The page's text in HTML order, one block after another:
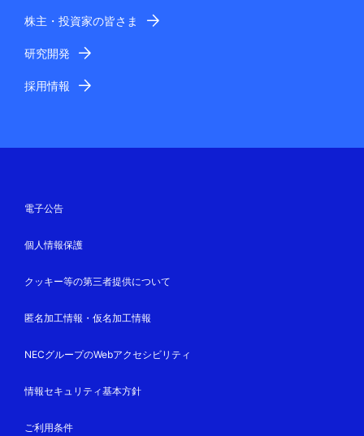
株主・投資家の皆さま
研究開発
採用情報
電子公告
個人情報保護
クッキー等の第三者提供について
匿名加工情報・仮名加工情報
NECグループのWebアクセシビリティ
情報セキュリティ基本方針
ご利用条件